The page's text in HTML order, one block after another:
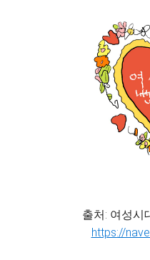
출처: 여성시
https://